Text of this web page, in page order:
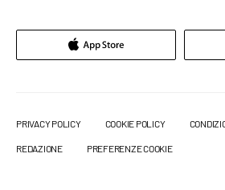
PRIVACY POLICY COOKIE POLICY
REDAZIONE PREFERENZE COOKIE